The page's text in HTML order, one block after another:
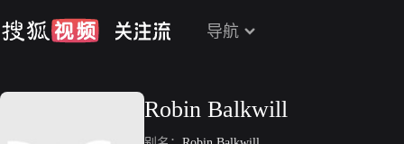
导航
Robin Balkwill